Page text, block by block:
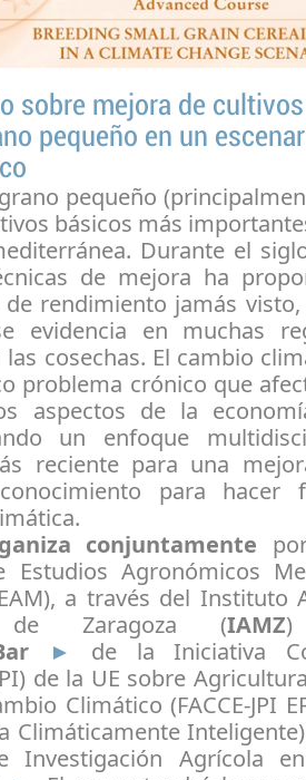
sobre mejora de
pequeño en un
pequeño
básicos más
Durante el
de mejora ha
rendimiento jamás
evidencia en muchas
cosechas. El cambio
problema crónico que
aspectos de la
un enfoque
reciente para una
para hacer
conjuntamente
Estudios Agronómicos
a través del Instituto
de Zaragoza (IAMZ
►
de la Iniciativa
de la UE sobre
Climático (FACCE-JPI
Climáticamente
Investigación Agrícola